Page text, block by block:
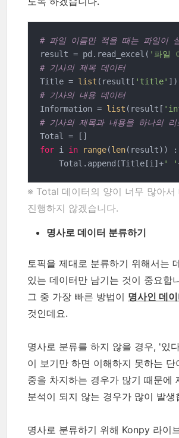
# 파일 이름만 적을 때는 파일이
result = pd.read_excel( '파일
# 기사의 제목 데이터
Title = list (result[ 'title'
# 기사의 내용 데이터
Information = list (result[
# 기사의 제목과 내용을 하나의 리
for i in range(len(result)) :
    Total.append(Title[i]+
' '
※ Total 데이터의 양이 너무 많아서
진행하지 않겠습니다.
명사로 데이터 분류하기
토픽을 제대로 분류하기 위해서는
있는 데이터만 남기는 것이 중요합
그 중 가장 빠른 방법이 명사인 데이
것인데요.
명사로 분류를 하지 않을 경우, '있
이 보기만 하면 이해하지 못하는 단
중을 차지하는 경우가 많기 때문에
분석이 되지 않는 경우가 많이 발생
명사로 분류하기 위해 Konpy 라이